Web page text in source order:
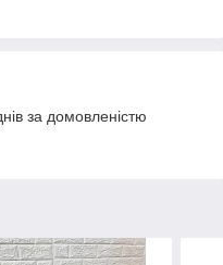
за домовленістю